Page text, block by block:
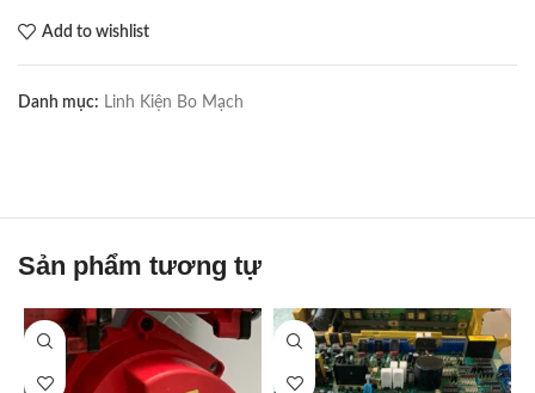
Add to wishlist
Danh mục: Linh Kiện Bo Mạch
Sản phẩm tương tự